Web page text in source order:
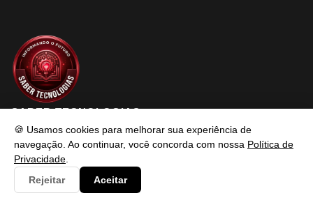
🍪 Usamos cookies para melhorar sua experiência de
navegação. Ao continuar, você concorda com nossa Política de
Privacidade
Rejeitar
Aceitar
SABER TECNOLOGIAS
Saber Tecnologias é um portal de conteúdo atualizado com foco
em informar e resolver os problemas do usuários de maneira